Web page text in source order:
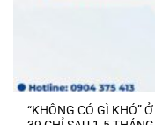
“KHÔNG CÓ GÌ KHÓ”